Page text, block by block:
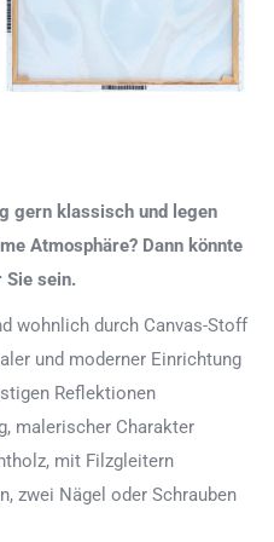
gern klassisch und legen
Atmosphäre? Dann könnte
Sie sein.
wohnlich durch Canvas-Stoff
und moderner Einrichtung
Reflektionen
malerischer Charakter
mit Filzgleitern
zwei Nägel oder Schrauben